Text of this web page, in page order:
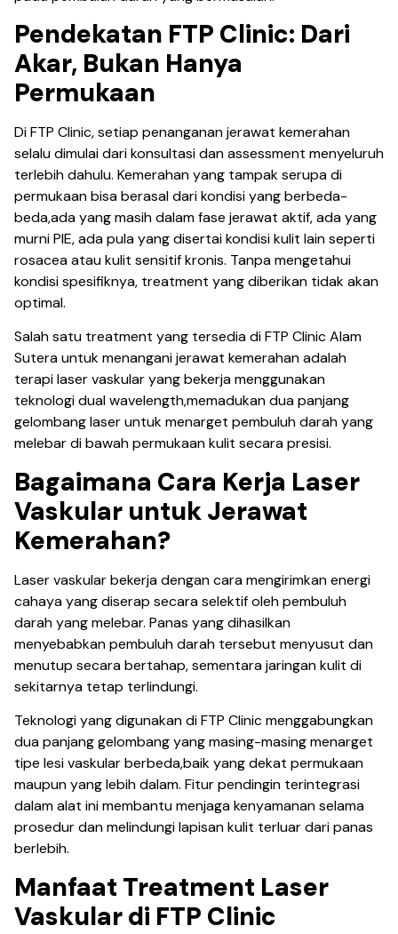
Pendekatan FTP Clinic: Dari
Akar, Bukan Hanya
Permukaan
Di FTP Clinic, setiap penanganan jerawat kemerahan
selalu dimulai dari konsultasi dan assessment menyeluruh
terlebih dahulu. Kemerahan yang tampak serupa di
permukaan bisa berasal dari kondisi yang berbeda-
beda,ada yang masih dalam fase jerawat aktif, ada yang
murni PIE, ada pula yang disertai kondisi kulit lain seperti
rosacea atau kulit sensitif kronis. Tanpa mengetahui
kondisi spesifiknya, treatment yang diberikan tidak akan
optimal.
Salah satu treatment yang tersedia di FTP Clinic Alam
Sutera untuk menangani jerawat kemerahan adalah
terapi laser vaskular yang bekerja menggunakan
teknologi dual wavelength,memadukan dua panjang
gelombang laser untuk menarget pembuluh darah yang
melebar di bawah permukaan kulit secara presisi.
Bagaimana Cara Kerja Laser
Vaskular untuk Jerawat
Kemerahan?
Laser vaskular bekerja dengan cara mengirimkan energi
cahaya yang diserap secara selektif oleh pembuluh
darah yang melebar. Panas yang dihasilkan
menyebabkan pembuluh darah tersebut menyusut dan
menutup secara bertahap, sementara jaringan kulit di
sekitarnya tetap terlindungi.
Teknologi yang digunakan di FTP Clinic menggabungkan
dua panjang gelombang yang masing-masing menarget
tipe lesi vaskular berbeda,baik yang dekat permukaan
maupun yang lebih dalam. Fitur pendingin terintegrasi
dalam alat ini membantu menjaga kenyamanan selama
prosedur dan melindungi lapisan kulit terluar dari panas
berlebih.
Manfaat Treatment Laser
Vaskular di FTP Clinic